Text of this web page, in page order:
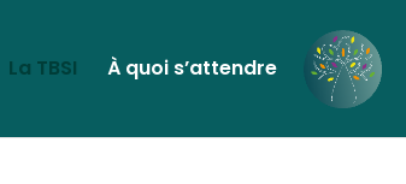
La TBSI À quoi s’attendre